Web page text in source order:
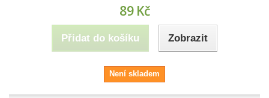
89 Kč
Přidat do košíku Zobrazit
Není skladem